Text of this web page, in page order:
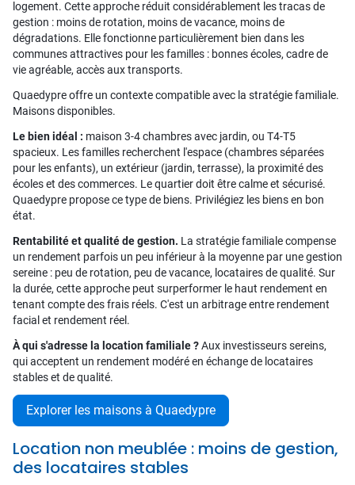
logement. Cette approche réduit considérablement les tracas de
gestion : moins de rotation, moins de vacance, moins de
dégradations. Elle fonctionne particulièrement bien dans les
communes attractives pour les familles : bonnes écoles, cadre de
vie agréable, accès aux transports.
Quaedypre offre un contexte compatible avec la stratégie familiale.
Maisons disponibles.
Le bien idéal : maison 3-4 chambres avec jardin, ou T4-T5
spacieux. Les familles recherchent l'espace (chambres séparées
pour les enfants), un extérieur (jardin, terrasse), la proximité des
écoles et des commerces. Le quartier doit être calme et sécurisé.
Quaedypre propose ce type de biens. Privilégiez les biens en bon
état.
Rentabilité et qualité de gestion. La stratégie familiale compense
un rendement parfois un peu inférieur à la moyenne par une gestion
sereine : peu de rotation, peu de vacance, locataires de qualité. Sur
la durée, cette approche peut surperformer le haut rendement en
tenant compte des frais réels. C'est un arbitrage entre rendement
facial et rendement réel.
À qui s'adresse la location familiale ?Aux investisseurs sereins,
qui acceptent un rendement modéré en échange de locataires
stables et de qualité.
Explorer les maisons à Quaedypre
Location non meublée : moins de gestion,
des locataires stables